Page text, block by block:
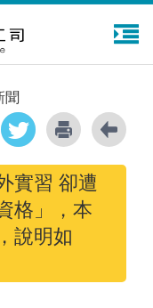
聞
實習 卻遭
格」，本
說明如